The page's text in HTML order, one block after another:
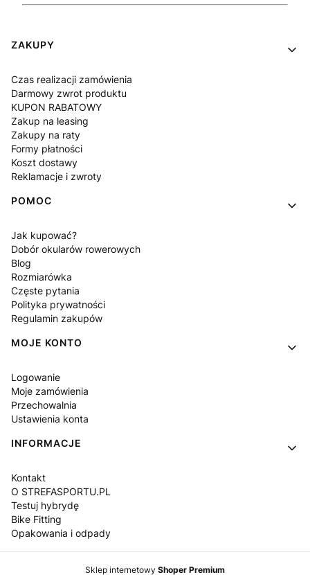
Linki w stopce
ZAKUPY
Czas realizacji zamówienia
Darmowy zwrot produktu
KUPON RABATOWY
Zakup na leasing
Zakupy na raty
Formy płatności
Koszt dostawy
Reklamacje i zwroty
POMOC
Jak kupować?
Dobór okularów rowerowych
Blog
Rozmiarówka
Częste pytania
Polityka prywatności
Regulamin zakupów
MOJE KONTO
Logowanie
Moje zamówienia
Przechowalnia
Ustawienia konta
INFORMACJE
Kontakt
O STREFASPORTU.PL
Testuj hybrydę
Bike Fitting
Opakowania i odpady
Sklep internetowy Shoper Premium